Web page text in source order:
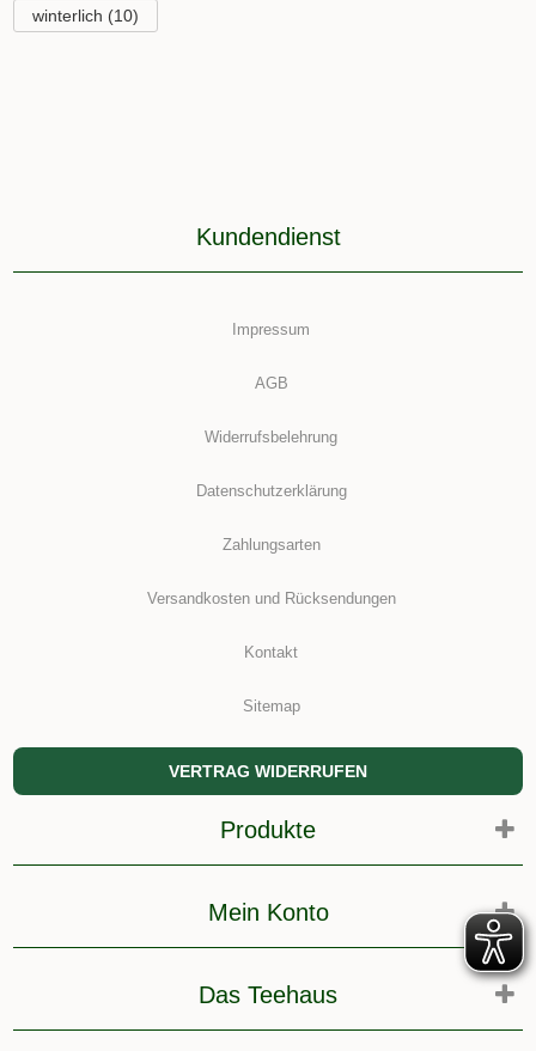
winterlich (10)
Kundendienst
Impressum
AGB
Widerrufsbelehrung
Datenschutzerklärung
Zahlungsarten
Versandkosten und Rücksendungen
Kontakt
Sitemap
VERTRAG WIDERRUFEN
Produkte
Mein Konto
Das Teehaus